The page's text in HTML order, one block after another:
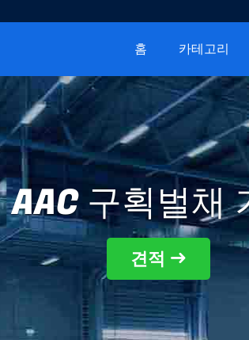
홈 카테고리
AAC 구획벌채
견적